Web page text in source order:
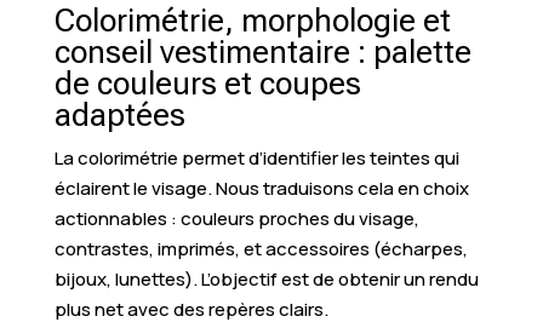
Colorimétrie, morphologie et
conseil vestimentaire : palette
de couleurs et coupes
adaptées
La colorimétrie permet d’identifier les teintes qui
éclairent le visage. Nous traduisons cela en choix
actionnables : couleurs proches du visage,
contrastes, imprimés, et accessoires (écharpes,
bijoux, lunettes). L’objectif est de obtenir un rendu
plus net avec des repères clairs.